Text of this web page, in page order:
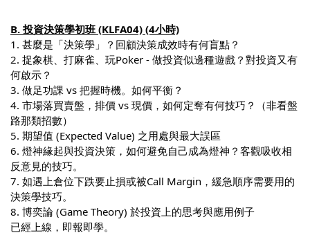
B. 投資決策學初班 (KLFA04) (4小時)
1. 甚麼是「決策學」？回顧決策成效時有何盲點？
2. 捉象棋、打麻雀、玩Poker - 做投資似邊種遊戲？對投資又有
何啟示？
3. 做足功課 vs 把握時機。如何平衡？
4. 市場落買賣盤，排價 vs 現價，如何定奪有何技巧？（非看盤
路那類招數）
5. 期望值 (Expected Value) 之用處與最大誤區
6. 燈神緣起與投資決策，如何避免自己成為燈神？客觀吸收相
反意見的技巧。
7. 如遇上倉位下跌要止損或被Call Margin，緩急順序需要用的
決策學技巧。
8. 博奕論 (Game Theory) 於投資上的思考與應用例子
已經上線，即報即學。